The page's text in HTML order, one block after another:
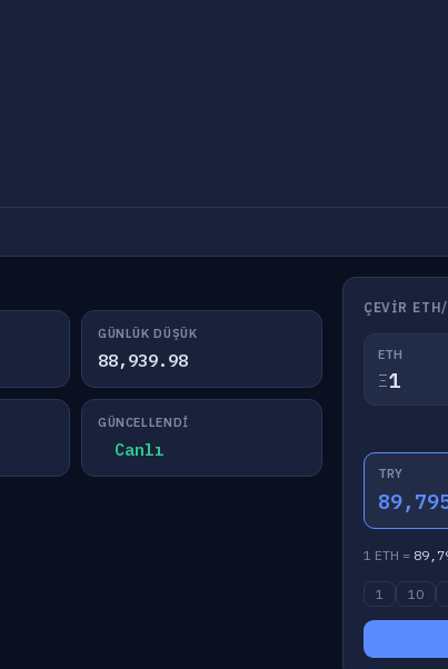
GÜNLÜK DÜŞÜK
88,939.98
GÜNCELLENDI
Canlı
ÇEVIR
ETH
Ξ
TRY
1 ETH =
1 10